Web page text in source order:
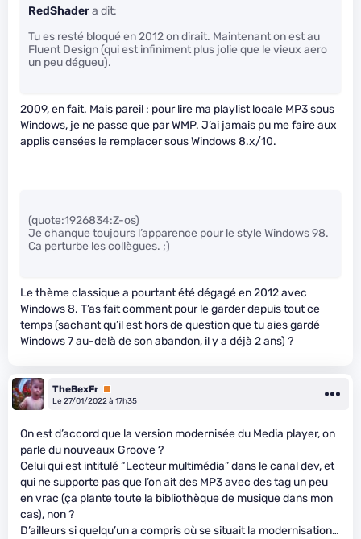
RedShadera dit:
Tu es resté bloqué en 2012 on dirait. Maintenant on est au
Fluent Design (qui est infiniment plus jolie que le vieux aero
un peu dégueu).
2009, en fait. Mais pareil : pour lire ma playlist locale MP3 sous
Windows, je ne passe que par WMP. J’ai jamais pu me faire aux
applis censées le remplacer sous Windows 8.x/10.
(quote:1926834:Z-os)
Je chanque toujours l’apparence pour le style Windows 98.
Ca perturbe les collègues. ;)
Le thème classique a pourtant été dégagé en 2012 avec
Windows 8. T’as fait comment pour le garder depuis tout ce
temps (sachant qu’il est hors de question que tu aies gardé
Windows 7 au-delà de son abandon, il y a déjà 2 ans) ?
TheBexFr Premium
Le 27/01/2022 à 17h35
On est d’accord que la version modernisée du Media player, on
parle du nouveaux Groove ?
Celui qui est intitulé “Lecteur multimédia” dans le canal dev, et
qui ne supporte pas que l’on ait des MP3 avec des tag un peu
en vrac (ça plante toute la bibliothèque de musique dans mon
cas), non ?
D’ailleurs si quelqu’un a compris où se situait la modernisation…